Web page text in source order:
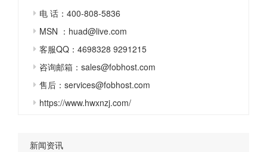
电 话：400-808-5836
MSN ：huad@live.com
客服QQ：4698328 9291215
咨询邮箱：sales@fobhost.com
售后：services@fobhost.com
https://www.hwxnzj.com/
新闻资讯